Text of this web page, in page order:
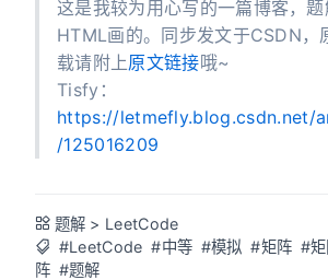
这是我较为用心写的一篇博客，
HTML画的。同步发文于CSDN，
载请附上原文链接哦~
Tisfy：
https://letmefly.blog.csdn.net/
/125016209
题解 > LeetCode
#LeetCode #中等 #模拟 #矩阵 #
阵 #题解